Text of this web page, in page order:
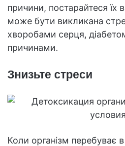
причини, постарайтеся їх
може бути викликана
хворобами серця,
причинами.
Знизьте стреси
Коли організм перебуває